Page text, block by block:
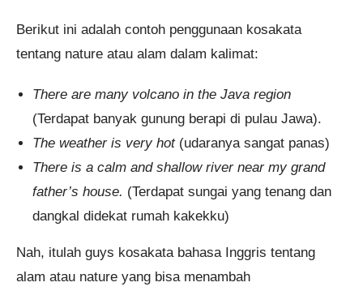
Berikut ini adalah contoh penggunaan kosakata
tentang nature atau alam dalam kalimat:
There are many volcano in the Java region
(Terdapat banyak gunung berapi di pulau Jawa).
The weather is very hot(udaranya sangat panas)
There is a calm and shallow river near my grand
father’s house. (Terdapat sungai yang tenang dan
dangkal didekat rumah kakekku)
Nah, itulah guys kosakata bahasa Inggris tentang
alam atau nature yang bisa menambah